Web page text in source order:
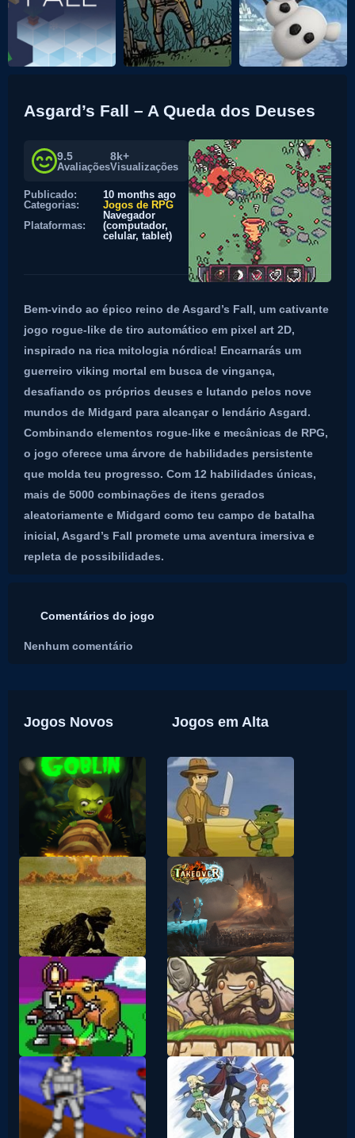
Asgard’s Fall – A Queda dos Deuses
9.5
Avaliações
8k+
Visualizações
Publicado:
10 months ago
Categorias:
Jogos de RPG
Plataformas:
Navegador
(computador,
celular, tablet)
Bem-vindo ao épico reino de Asgard’s Fall, um cativante
jogo rogue-like de tiro automático em pixel art 2D,
inspirado na rica mitologia nórdica! Encarnarás um
guerreiro viking mortal em busca de vingança,
desafiando os próprios deuses e lutando pelos nove
mundos de Midgard para alcançar o lendário Asgard.
Combinando elementos rogue-like e mecânicas de RPG,
o jogo oferece uma árvore de habilidades persistente
que molda teu progresso. Com 12 habilidades únicas,
mais de 5000 combinações de itens gerados
aleatoriamente e Midgard como teu campo de batalha
inicial, Asgard’s Fall promete uma aventura imersiva e
repleta de possibilidades.
Comentários do jogo
Nenhum comentário
Jogos Novos Jogos em Alta